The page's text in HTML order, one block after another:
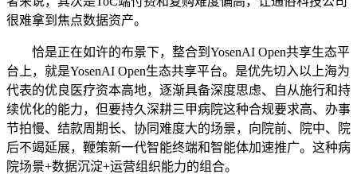
很难拿到焦点数据资产。
恰是正在如许的布景下，整合到YosenAI Open共享生态平
台上，就是YosenAI Open生态共享平台。是优先切入以上海为
代表的优良医疗资本高地，逐渐具备深度思虑、自从施行和持
续优化的能力，但要持久深耕三甲病院这种合规要求高、办事
节拍慢、结款周期长、协同难度大的场景，向院前、院中、院
后不竭延展，鞭策新一代智能终端和智能体加速推广。这种病
院场景+数据沉淀+运营组织能力的组合。